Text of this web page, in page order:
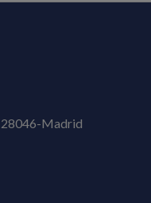
28046-Madrid